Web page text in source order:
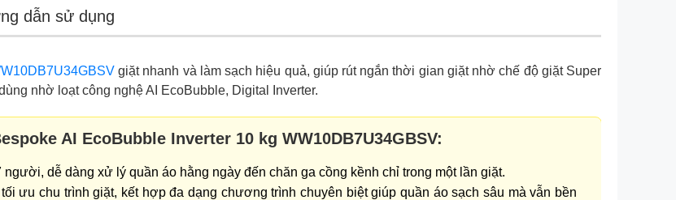
dẫn sử dụng
giặt nhanh và làm sạch hiệu quả, giúp rút ngắn thời gian giặt nhờ chế độ giặt Super
nhờ loạt công nghệ AI EcoBubble, Digital Inverter.
AI EcoBubble Inverter 10 kg WW10DB7U34GBSV:
dễ dàng xử lý quần áo hằng ngày đến chăn ga cồng kềnh chỉ trong một lần giặt.
ưu chu trình giặt, kết hợp đa dạng chương trình chuyên biệt giúp quần áo sạch sâu mà vẫn bền